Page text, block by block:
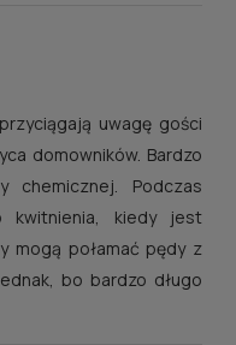
uwagę gości
domowników. Bardzo
chemicznej. Podczas
kwitnienia, kiedy jest
mogą połamać pędy z
bo bardzo długo